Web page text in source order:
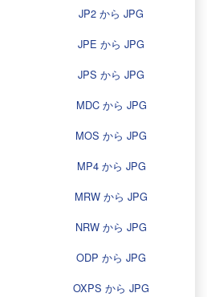
JP2 から JPG
JPE から JPG
JPS から JPG
MDC から JPG
MOS から JPG
MP4 から JPG
MRW から JPG
NRW から JPG
ODP から JPG
OXPS から JPG